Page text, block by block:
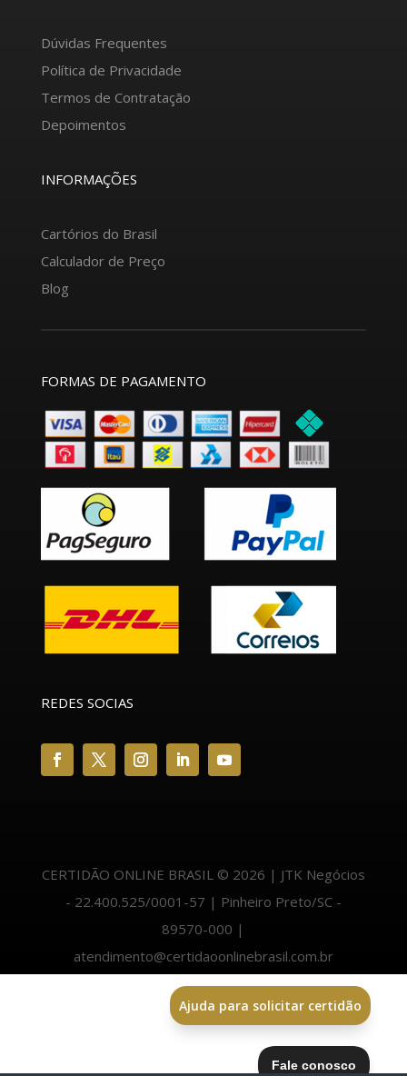
Dúvidas Frequentes
Política de Privacidade
Termos de Contratação
Depoimentos
INFORMAÇÕES
Cartórios do Brasil
Calculador de Preço
Blog
FORMAS DE PAGAMENTO
REDES SOCIAS
CERTIDÃO ONLINE BRASIL © 2026 | JTK Negócios
- 22.400.525/0001-57 | Pinheiro Preto/SC -
89570-000 |
atendimento@certidaoonlinebrasil.com.br
Ajuda para solicitar certidão